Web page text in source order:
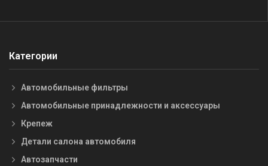
Категории
Автомобильные фильтры
Автомобильные принадлежности и аксессуары
Крепеж
Детали салона автомобиля
Автозапчасти